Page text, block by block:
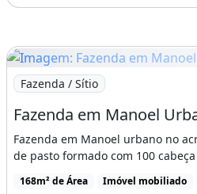
Imagem: Fazenda em Manoel
Fazenda / Sítio
Fazenda em Manoel urbano no
de pasto formado com 100
168m² de Área Imóvel mobiliado